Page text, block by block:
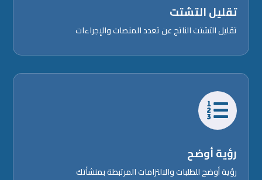
تقليل التشتت
تقليل التشتت الناتج عن تعدد المنصات والإجراءات

رؤية أوضح
رؤية أوضح للطلبات والالتزامات المرتبطة بمنشأتك